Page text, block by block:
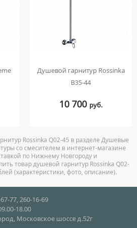
Душевой гарнитур Rossinka
B35-44
10 700 руб.
Rossinka Q02-45 в разделе Душевые
со смесителем в интернет-магазине
по Нижнему Новгороду и
товар душевой гарнитур Rossinka Q02-
(характеристики, фото, описание).
77, 260-16-69
18.00
Московское шоссе д.52г